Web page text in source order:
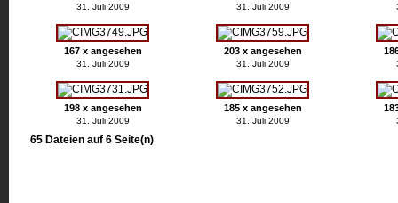
31. Juli 2009 31. Juli 2009
167 x angesehen
31. Juli 2009
203 x angesehen
31. Juli 2009
198 x angesehen
31. Juli 2009
185 x angesehen
31. Juli 2009
65 Dateien auf 6 Seite(n)